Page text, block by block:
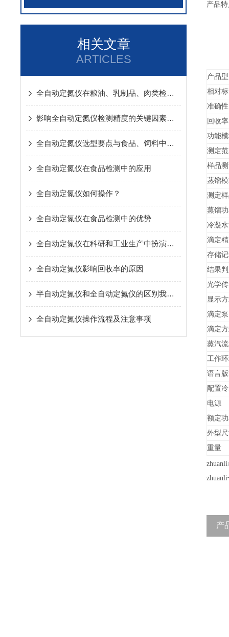
相关文章
ARTICLES
全自动定氮仪在粮油、乳制品、肉类检测中的实操应用方案
影响全自动定氮仪检测精度的关键因素及针对性解决办法
全自动定氮仪选型要点与食品、饲料中蛋白质含量检测应用方案详解
全自动定氮仪在食品检测中的应用
全自动定氮仪如何操作？
全自动定氮仪在食品检测中的优势
全自动定氮仪在科研和工业生产中扮演着越来越重要的角色
全自动定氮仪影响回收率的原因
半自动定氮仪和全自动定氮仪的区别我已经告诉你了,点击查看就行了
全自动定氮仪操作流程及注意事项
产品
产品
相对
准确性
回收率
功能
测定
样品
蒸馏
测定
蒸馏
冷凝
滴定
存储
结果
光学
显示
滴定泵
滴定
蒸汽
工作
语言
配置
电源
额定
外型
重量
产